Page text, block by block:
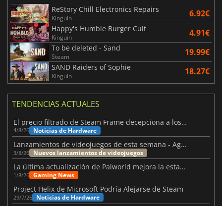
ReStory Chill Electronics Repairs
Kinguin 6.92€
Happy's Humble Burger Cult
Kinguin 4.91€
To be deleted - Sand
Steam 19.99€
SAND Raiders of Sophie
Kinguin 18.27€
TENDENCIAS ACTUALES
El precio filtrado de Steam Frame decepciona a los usuarios
4/8/26 Noticias de Hardware
Lanzamientos de videojuegos de esta semana - Agosto de 2026 (semana 32)
3/8/26 Nuevos lanzamientos de videojuegos
La última actualización de Palworld mejora la estabilidad
1/8/26 Gaming News
Project Helix de Microsoft Podría Alejarse de Steam
29/7/26 Noticias de Hardware